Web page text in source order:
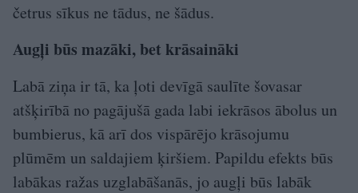
četrus sīkus ne tādus, ne šādus.
Augļi būs mazāki, bet krāsaināki
Labā ziņa ir tā, ka ļoti devīgā saulīte šovasar
atšķirībā no pagājušā gada labi iekrāsos ābolus un
bumbierus, kā arī dos vispārējo krāsojumu
plūmēm un saldajiem ķiršiem. Papildu efekts būs
labākas ražas uzglabāšanās, jo augļi būs labāk